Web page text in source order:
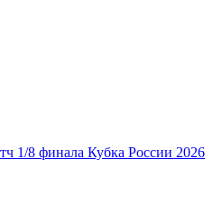
1/8 финала Кубка России 2026